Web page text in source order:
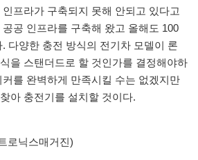
프라가 구축되지 못해 안되고 있다고
공 인프라를 구축해 왔고 올해도 100
다양한 충전 방식의 전기차 모델이 론
을 스탠더드로 할 것인가를 결정해야하
를 완벽하게 만족시킬 수는 없겠지만
아 충전기를 설치할 것이다.
로닉스매거진)